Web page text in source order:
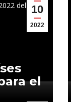
10
2022
del
el